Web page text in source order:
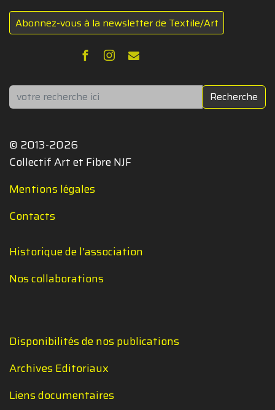
Abonnez-vous à la newsletter de Textile/Art
Rechercher Recherche
© 2013-2026
Collectif Art et Fibre NJF
Mentions légales
Contacts
Historique de l'association
Nos collaborations
Disponibilités de nos publications
Archives Editoriaux
Liens documentaires